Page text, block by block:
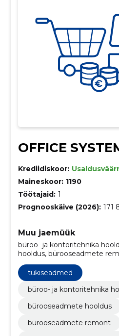
OFFICE
Krediidiskoor:
Maineskoor: 1190
Töötajaid: 1
Prognooskäive (2026): 171
Muu jaemüük
büroo- ja kontoritehnika
hooldus, bürooseadmete
müük ja rentimine,
kontoriseadmete
kontoriseadmete müük ja
printerid, Konica Minolta
tükiseadmed
büroo- ja kontoritehnika
bürooseadmete hooldus
bürooseadmete remont